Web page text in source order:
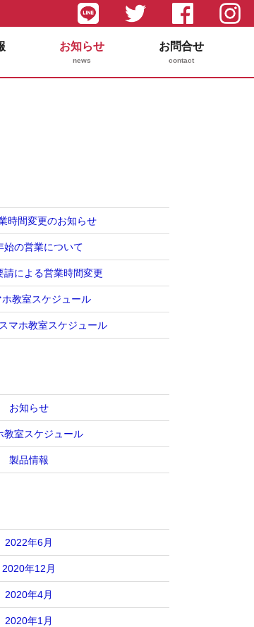
お知らせ
news
お問合せ
contact
時間変更のお知らせ
始の営業について
請による営業時間変更
ホ教室スケジュール
マホ教室スケジュール
お知らせ
教室スケジュール
製品情報
2022年6月
2020年12月
2020年4月
2020年1月